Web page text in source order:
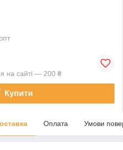
на сайті — 200 ₴
Купити
Оплата Умови